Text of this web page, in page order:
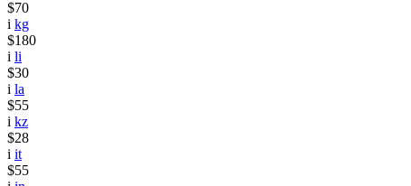
$70
i kg
$180
i li
$30
i la
$55
i kz
$28
i it
$55